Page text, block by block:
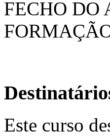
FECHO DO
Este curso